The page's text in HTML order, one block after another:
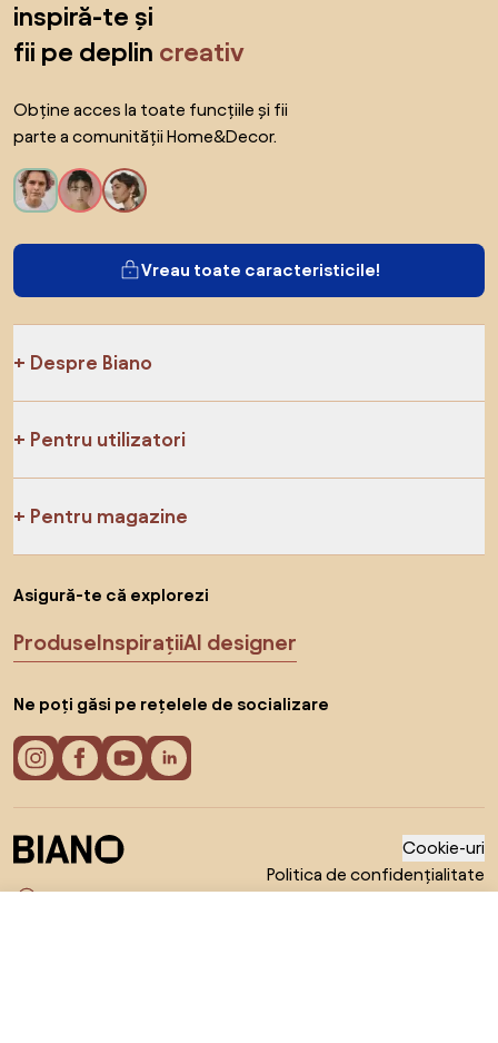
inspiră-te și
fii pe deplin creativ
Obține acces la toate funcțiile și fii
parte a comunității Home&Decor.
Vreau toate caracteristicile!
Despre Biano
Pentru utilizatori
Pentru magazine
Asigură-te că explorezi
ProduseInspirațiiAI designer
Ne poți găsi pe rețelele de socializare
Cookie-uri
Politica de confidențialitate